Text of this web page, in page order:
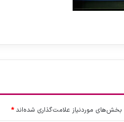
بخش‌های موردنیاز علامت‌گذاری شده‌اند*